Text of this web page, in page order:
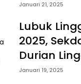
Januari 21, 2025
Lubuk
2025,
Durian
Januari 19, 2025